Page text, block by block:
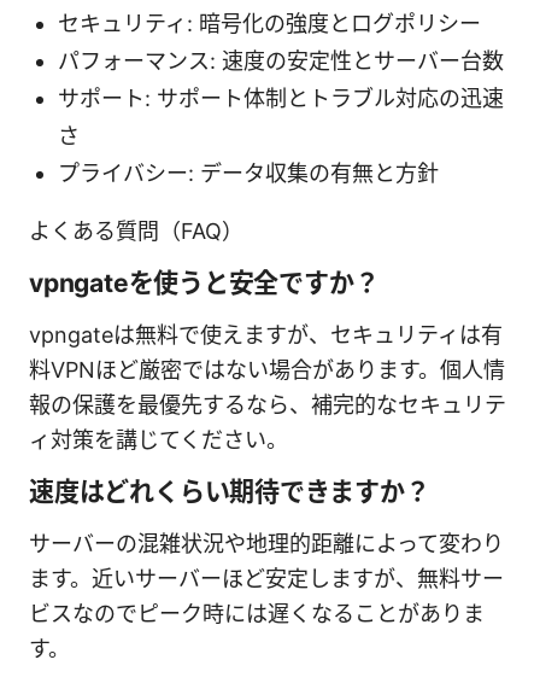
セキュリティ: 暗号化の強度とログポリシー
パフォーマンス: 速度の安定性とサーバー台数
サポート: サポート体制とトラブル対応の迅速
さ
プライバシー: データ収集の有無と方針
よくある質問（FAQ）
vpngateを使うと安全ですか？
vpngateは無料で使えますが、セキュリティは有
料VPNほど厳密ではない場合があります。個人情
報の保護を最優先するなら、補完的なセキュリテ
ィ対策を講じてください。
速度はどれくらい期待できますか？
サーバーの混雑状況や地理的距離によって変わり
ます。近いサーバーほど安定しますが、無料サー
ビスなのでピーク時には遅くなることがありま
す。